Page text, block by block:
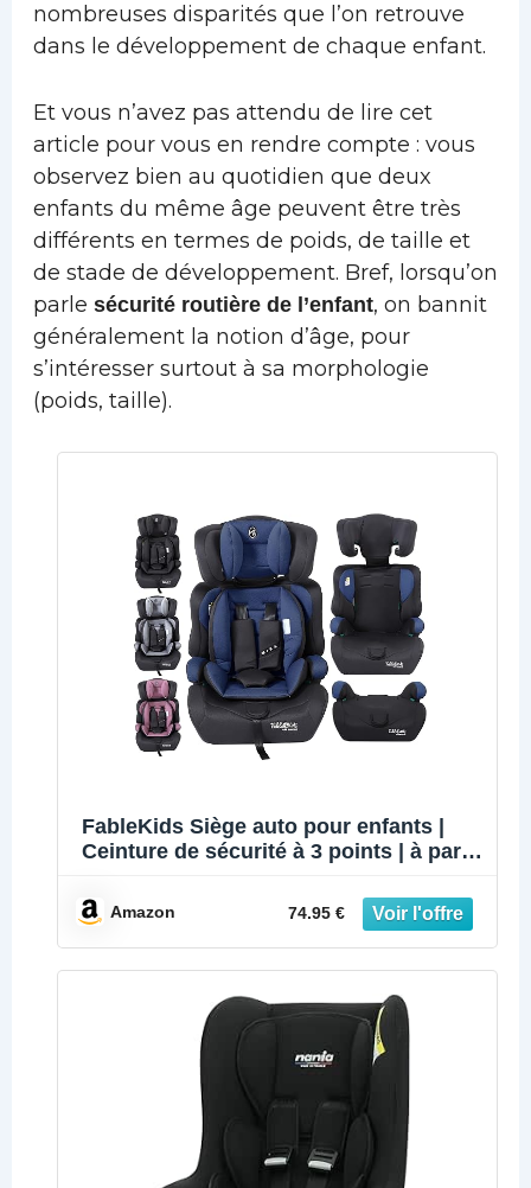
nombreuses disparités que l’on retrouve
dans le développement de chaque enfant.
Et vous n’avez pas attendu de lire cet
article pour vous en rendre compte : vous
observez bien au quotidien que deux
enfants du même âge peuvent être très
différents en termes de poids, de taille et
de stade de développement. Bref, lorsqu’on
parle sécurité routière de l’enfant, on bannit
généralement la notion d’âge, pour
s’intéresser surtout à sa morphologie
(poids, taille).
FableKids Siège auto pour enfants |
Ceinture de sécurité à 3 points | à partir
150 cm | Siège enfant réglable | ECE
R129/03 | 44,5x41x68-75cm | Gris
Amazon 74.95 €